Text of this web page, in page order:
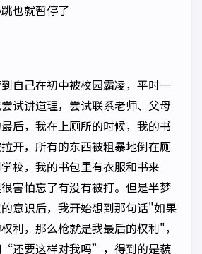
也就暂停了
自己在初中被校园霸凌，平时一
试讲道理，尝试联系老师、父母
后，我在上厕所的时候，我的书
开，所有的东西被粗暴地倒在厕
校，我的书包里有衣服和书来
害怕忘了有没有被打。但是半梦
意识后，我开始想到那句话"如果
利，那么枪就是我最后的权利"，
“还要这样对我吗”，得到的是藐